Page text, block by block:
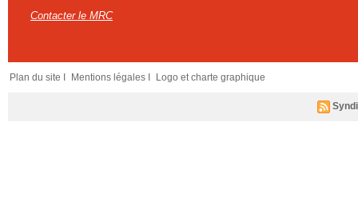
Contacter le MRC
Plan du site I Mentions légales I Logo et charte graphique